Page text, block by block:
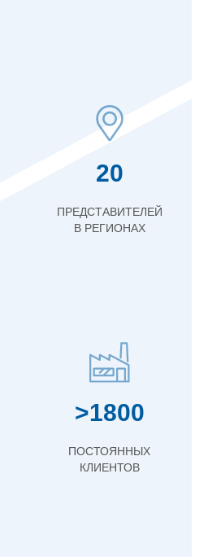
20
ПРЕДСТАВИТЕЛЕЙ
В РЕГИОНАХ
>1800
ПОСТОЯННЫХ
КЛИЕНТОВ